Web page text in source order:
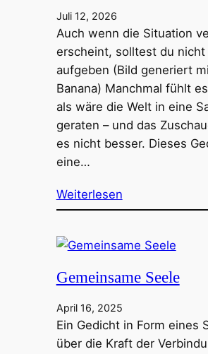
Juli 12, 2026
Auch wenn die Situation
erscheint, solltest du nicht
aufgeben (Bild generiert
Banana) Manchmal fühlt
als wäre die Welt in eine
geraten – und das
es nicht besser. Dieses
eine…
Weiterlesen
Gemeinsame Seele
April 16, 2025
Ein Gedicht in Form eines
über die Kraft der